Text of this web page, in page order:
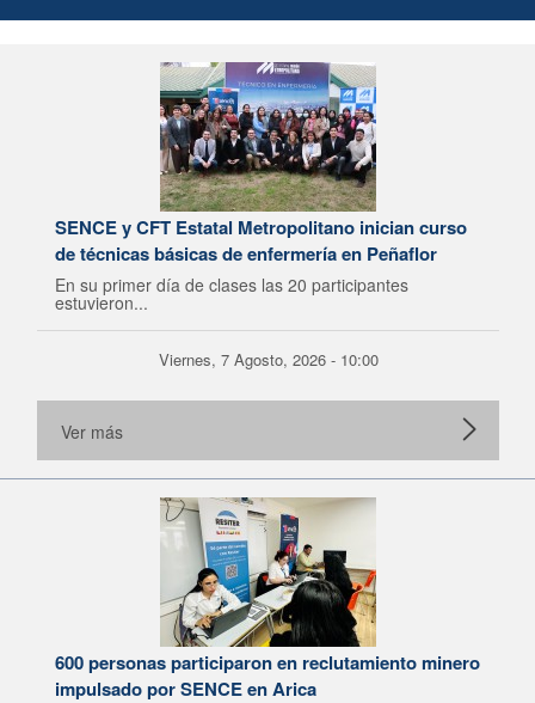
SENCE y CFT Estatal Metropolitano inician curso
de técnicas básicas de enfermería en Peñaflor
En su primer día de clases las 20 participantes
estuvieron...
Viernes, 7 Agosto, 2026 - 10:00
Ver más
600 personas participaron en reclutamiento minero
impulsado por SENCE en Arica